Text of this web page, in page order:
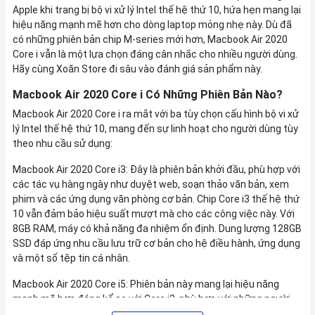
Apple khi trang bị bộ vi xử lý Intel thế hệ thứ 10, hứa hẹn mang lại
hiệu năng mạnh mẽ hơn cho dòng laptop mỏng nhẹ này. Dù đã
có những phiên bản chip M-series mới hơn, Macbook Air 2020
Core i vẫn là một lựa chọn đáng cân nhắc cho nhiều người dùng.
Hãy cùng Xoăn Store đi sâu vào đánh giá sản phẩm này.
Macbook Air 2020 Core i Có Những Phiên Bản Nào?
Macbook Air 2020 Core i ra mắt với ba tùy chọn cấu hình bộ vi xử
lý Intel thế hệ thứ 10, mang đến sự linh hoạt cho người dùng tùy
theo nhu cầu sử dụng:
Macbook Air 2020 Core i3: Đây là phiên bản khởi đầu, phù hợp với
các tác vụ hàng ngày như duyệt web, soạn thảo văn bản, xem
phim và các ứng dụng văn phòng cơ bản. Chip Core i3 thế hệ thứ
10 vẫn đảm bảo hiệu suất mượt mà cho các công việc này. Với
8GB RAM, máy có khả năng đa nhiệm ổn định. Dung lượng 128GB
SSD đáp ứng nhu cầu lưu trữ cơ bản cho hệ điều hành, ứng dụng
và một số tệp tin cá nhân.
Macbook Air 2020 Core i5: Phiên bản này mang lại hiệu năng
mạnh mẽ hơn đáng kể so với Core i3, phù hợp với những người